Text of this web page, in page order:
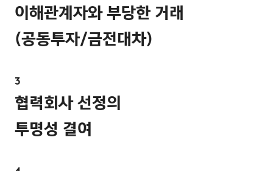
이해관계자와 부당한 거래
(공동투자/금전대차)
협력회사 선정의
투명성 결여